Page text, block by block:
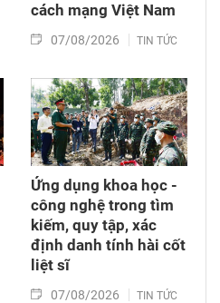
cách mạng Việt Nam​
07/08/2026 TIN TỨC
Ứng dụng khoa học -
công nghệ trong tìm
kiếm, quy tập, xác
định danh tính hài cốt
liệt sĩ
07/08/2026 TIN TỨC